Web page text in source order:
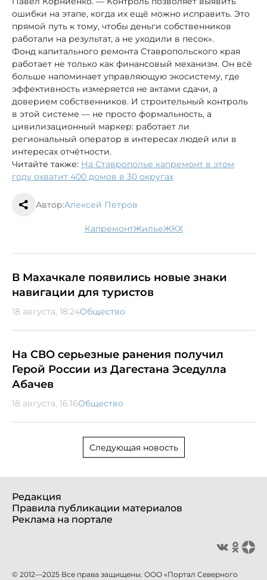
ошибки на этапе, когда их ещё можно исправить. Это
прямой путь к тому, чтобы деньги собственников
работали на результат, а не уходили в песок».
Фонд капитального ремонта Ставропольского края
работает не только как финансовый механизм. Он всё
больше напоминает управляющую экосистему, где
эффективность измеряется не актами сдачи, а
доверием собственников. И строительный контроль
в этой системе — не просто формальность, а
цивилизационный маркер: работает ли
региональный оператор в интересах людей или в
интересах отчётности.
Читайте также: На Ставрополье капремонт в этом
году охватит 400 домов в 30 округах
Автор:Алексей Петров
капремонт жилье ЖКХ
В Махачкале появились новые знаки
навигации для туристов
18 августа, 18:24Общество
На СВО серьезные ранения получил
Герой России из Дагестана Эседулла
Абачев
18 августа, 16:16Общество
Следующая новость
Редакция
Правила публикации материалов
Реклама на портале
© 2012—2025 Все права защищены. ООО «Портал Северного